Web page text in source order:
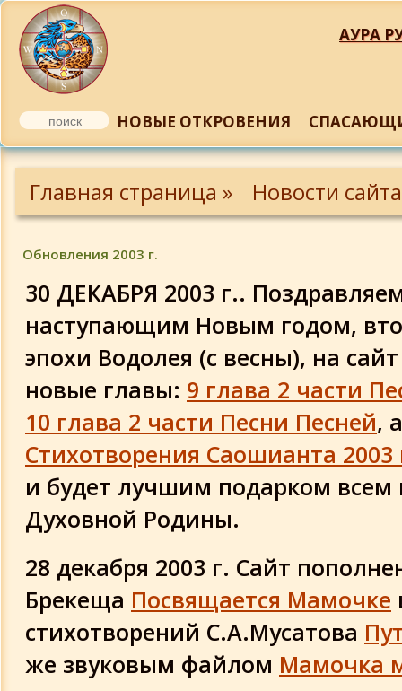
АУРА
НОВЫЕ ОТКРОВЕНИЯ
Главная страница » Новости
Обновления 2003 г.
30 ДЕКАБРЯ 2003 г.. Поздравля
наступающим Новым годом,
эпохи Водолея (с весны), на
новые главы: 9 глава 2 части
10 глава 2 части Песни Песней,
Стихотворения Саошианта 2003
и будет лучшим подарком
Духовной Родины.
28 декабря 2003 г. Сайт
Брекеща Посвящается Мамочке
стихотворений С.А.Мусатова
же звуковым файлом Мамочка
Обновления 2014 года
Обновления 2013 года
Обновления 2012 года
Обновления 2011 года
Обновления 2011 года
Обновления 2010 года
Обновления 2009 года
Обновления 2008 года
Обновления 2007 года
Обновления 2006 года
Обновления 2005 года